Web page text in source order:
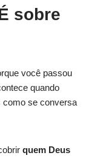
sobre
você passou
quando
como se conversa
quem Deus